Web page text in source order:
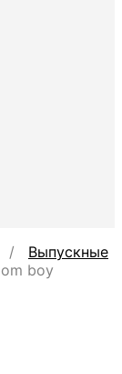
/ Выпускные
boy